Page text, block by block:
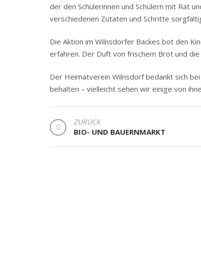
der den Schülerinnen und Schülern mit Rat
verschiedenen Zutaten und Schritte
Die Aktion im Wilnsdorfer Backes bot den
erfahren. Der Duft von frischem Brot und
Der Heimatverein Wilnsdorf bedankt sich
behalten – vielleicht sehen wir einige von
BEITRAGSNAVIGATION
ZURÜCK
BIO- UND BAUERNMARKT